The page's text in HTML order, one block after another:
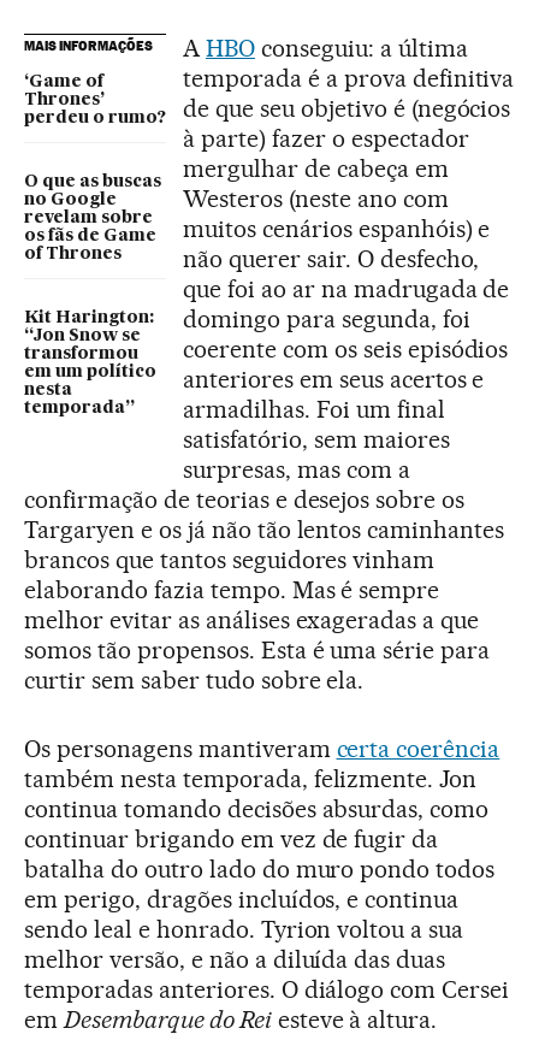
MAIS INFORMAÇÕES
‘Game of
Thrones’
perdeu o rumo?
O que as buscas
no Google
revelam sobre
os fãs de Game
of Thrones
Kit Harington:
“Jon Snow se
transformou
em um político
nesta
temporada”
AHBOconseguiu: a última
temporada é a prova definitiva
de que seu objetivo é (negócios
à parte) fazer o espectador
mergulhar de cabeça em
Westeros (neste ano com
muitos cenários espanhóis) e
não querer sair. O desfecho,
que foi ao ar na madrugada de
domingo para segunda, foi
coerente com os seis episódios
anteriores em seus acertos e
armadilhas. Foi um final
satisfatório, sem maiores
surpresas, mas com a
confirmação de teorias e desejos sobre os
Targaryen e os já não tão lentos caminhantes
brancos que tantos seguidores vinham
elaborando fazia tempo. Mas é sempre
melhor evitar as análises exageradas a que
somos tão propensos. Esta é uma série para
curtir sem saber tudo sobre ela.
Os personagens mantiveram certa coerência
também nesta temporada, felizmente. Jon
continua tomando decisões absurdas, como
continuar brigando em vez de fugir da
batalha do outro lado do muro pondo todos
em perigo, dragões incluídos, e continua
sendo leal e honrado. Tyrion voltou a sua
melhor versão, e não a diluída das duas
temporadas anteriores. O diálogo com Cersei
emDesembarque do Reiesteve à altura.